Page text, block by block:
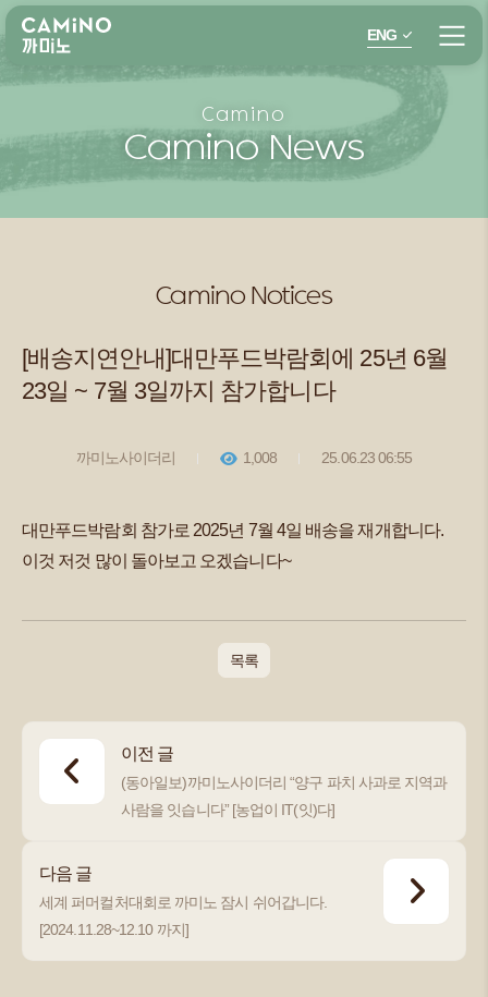
ENG
Camino
Camino News
Camino Notices
[배송지연안내]대만푸드박람회에 25년 6월
23일 ~ 7월 3일까지 참가합니다
까미노사이더리 1,008 25.06.23 06:55
대만푸드박람회 참가로 2025년 7월 4일 배송을 재개합니다.
이것 저것 많이 돌아보고 오겠습니다~
목록
이전 글
(동아일보)까미노사이더리 “양구 파치 사과로 지역과
사람을 잇습니다” [농업이 IT(잇)다]
다음 글
세계 퍼머컬처대회로 까미노 잠시 쉬어갑니다.
[2024.11.28~12.10 까지]